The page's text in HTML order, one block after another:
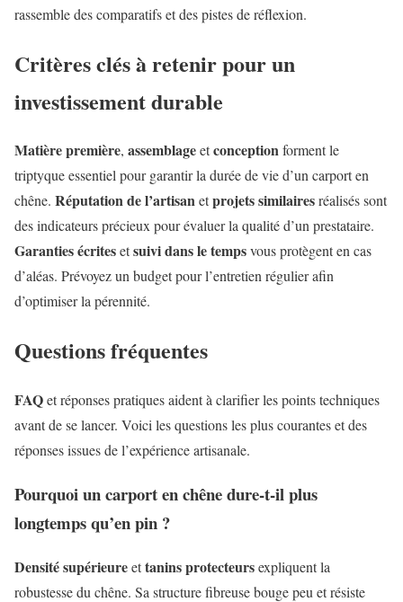
rassemble des comparatifs et des pistes de réflexion.
Critères clés à retenir pour un
investissement durable
Matière première, assemblageetconceptionforment le
triptyque essentiel pour garantir la durée de vie d’un carport en
chêne. Réputation de l’artisanetprojets similairesréalisés sont
des indicateurs précieux pour évaluer la qualité d’un prestataire.
Garanties écritesetsuivi dans le tempsvous protègent en cas
d’aléas. Prévoyez un budget pour l’entretien régulier afin
d’optimiser la pérennité.
Questions fréquentes
FAQet réponses pratiques aident à clarifier les points techniques
avant de se lancer. Voici les questions les plus courantes et des
réponses issues de l’expérience artisanale.
Pourquoi un carport en chêne dure-t-il plus
longtemps qu’en pin ?
Densité supérieureettanins protecteursexpliquent la
robustesse du chêne. Sa structure fibreuse bouge peu et résiste